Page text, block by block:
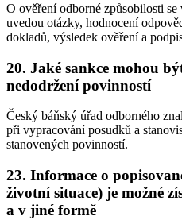
O ověření odborné způsobilosti
uvedou otázky, hodnocení
dokladů, výsledek ověření a
20. Jaké sankce mohou
nedodržení povinností
Český báňský úřad odborného
při vypracování posudků a
stanovených povinností.
23. Informace o
životní situace) je možné
a v jiné formě